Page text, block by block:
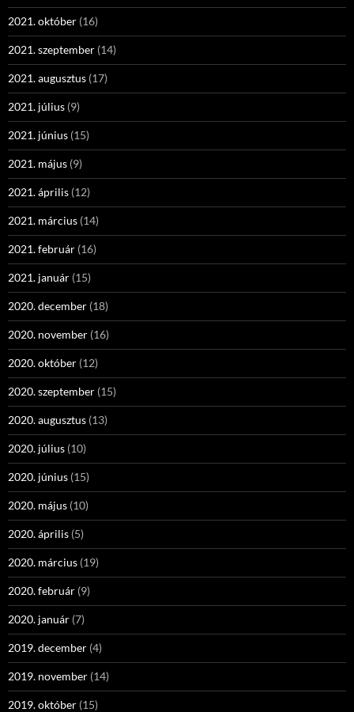
2021. október (16)
2021. szeptember (14)
2021. augusztus (17)
2021. július (9)
2021. június (15)
2021. május (9)
2021. április (12)
2021. március (14)
2021. február (16)
2021. január (15)
2020. december (18)
2020. november (16)
2020. október (12)
2020. szeptember (15)
2020. augusztus (13)
2020. július (10)
2020. június (15)
2020. május (10)
2020. április (5)
2020. március (19)
2020. február (9)
2020. január (7)
2019. december (4)
2019. november (14)
2019. október (15)